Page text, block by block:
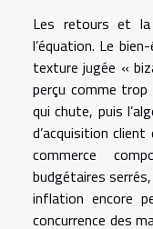
Les retours et la
l’équation. Le
texture jugée «
perçu comme
qui chute, puis
d’acquisition
commerce
budgétaires
inflation encore
concurrence des